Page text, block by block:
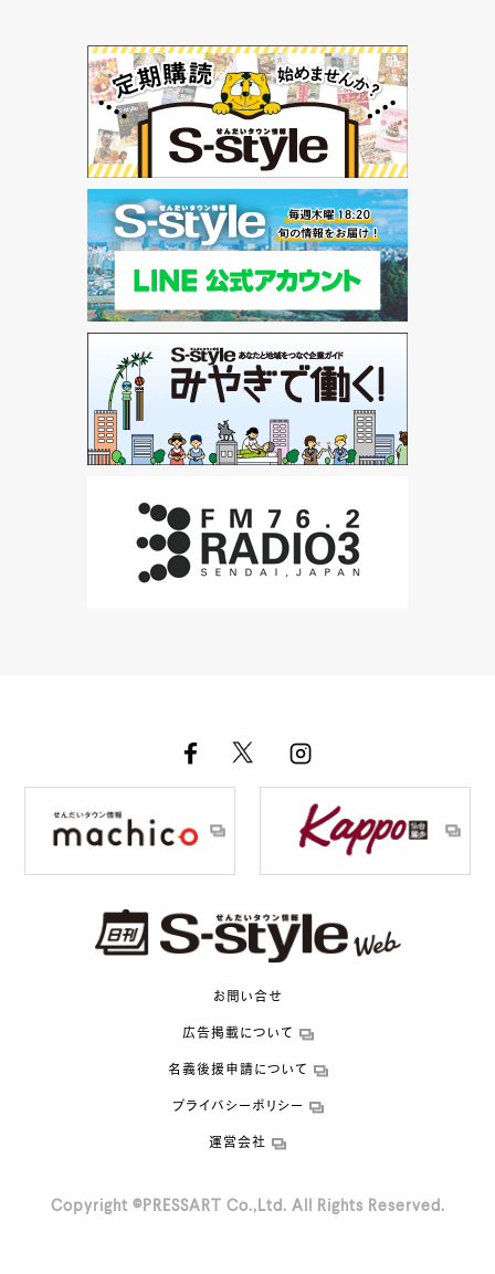
お問い合せ
広告掲載について
名義後援申請について
プライバシーポリシー
運営会社
Copyright ©PRESSART Co.,Ltd. All Rights Reserved.